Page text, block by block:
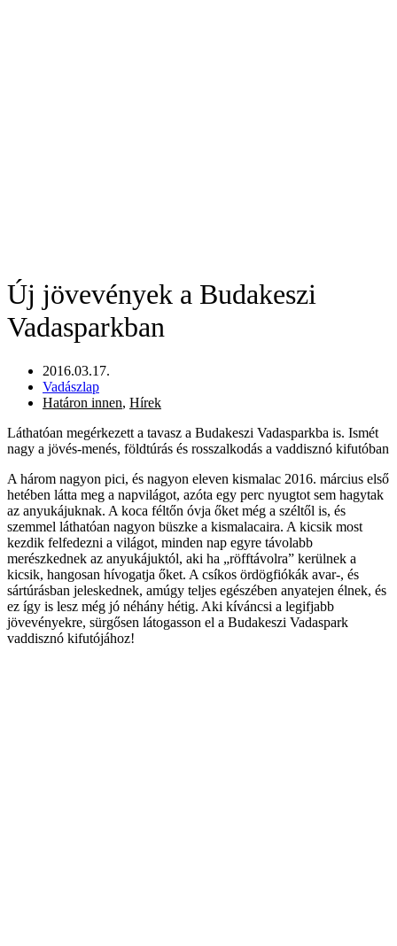
Új jövevények a Budakeszi
Vadasparkban
2016.03.17.
Vadászlap
Határon innen, Hírek
Láthatóan megérkezett a tavasz a Budakeszi Vadasparkba is. Ismét
nagy a jövés-menés, földtúrás és rosszalkodás a vaddisznó kifutóban
A három nagyon pici, és nagyon eleven kismalac 2016. március első
hetében látta meg a napvilágot, azóta egy perc nyugtot sem hagytak
az anyukájuknak. A koca féltőn óvja őket még a széltől is, és
szemmel láthatóan nagyon büszke a kismalacaira. A kicsik most
kezdik felfedezni a világot, minden nap egyre távolabb
merészkednek az anyukájuktól, aki ha „röfftávolra” kerülnek a
kicsik, hangosan hívogatja őket. A csíkos ördögfiókák avar-, és
sártúrásban jeleskednek, amúgy teljes egészében anyatejen élnek, és
ez így is lesz még jó néhány hétig. Aki kíváncsi a legifjabb
jövevényekre, sürgősen látogasson el a Budakeszi Vadaspark
vaddisznó kifutójához!